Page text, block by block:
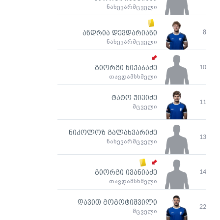
ნახევარმცველი
8
ანდრია დევდარიანი
ნახევარმცველი
10
გიორგი ნიქაბაძე
თავდამსხმელი
11
ტატო ჟივიძე
მცველი
13
ნიკოლოზ გალახვარიძე
ნახევარმცველი
14
გიორგი ივანიაძე
თავდამსხმელი
22
დავით გოგოტიშვილი
მცველი